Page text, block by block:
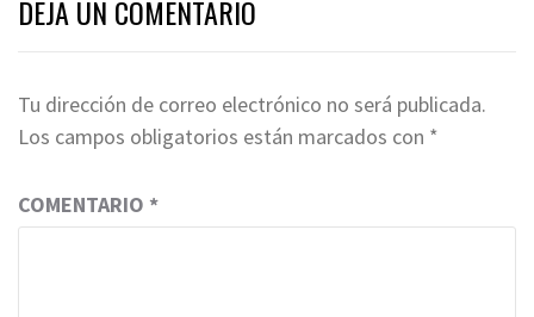
DEJA UN COMENTARIO
Tu dirección de correo electrónico no será publicada.
Los campos obligatorios están marcados con *
COMENTARIO *